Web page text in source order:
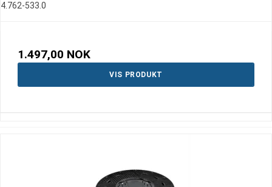
4.762-533.0
1.497,00 NOK
VIS PRODUKT